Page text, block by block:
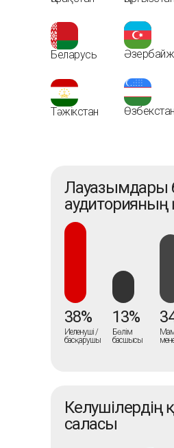
Беларусь
Өзбекстан
Тәжікстан
Лауазымдары
Иеленуші /
басқарушы
Келушілердің
саласы
38%
Бөлім
басшысы
13%